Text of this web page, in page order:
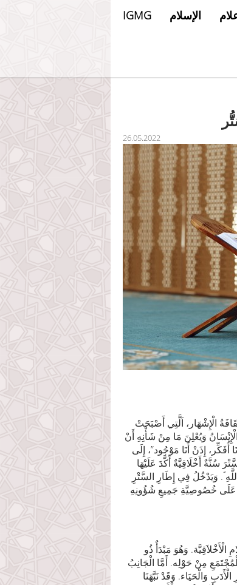
IGMG الإسلام
26.05.2022
‏الْإِشْهَار، اَلَّتِي أَصْبَحَتْ
وَيُعْلِنَ مَا مِنْ شَأْنِهِ أَنْ
إِذَنْ أَنَا مَوْجُود”، إِلَى
سُنَّةٌ ‏أَخْلَاقِيَّةٌ أَكَّدَ عَلَيْهَا
ؐ. وَيَدْخُلُ فِي إِطَارِ السَّتْرِ
عَلَى خُصُوصِيَّةِ جَمِيعِ شُؤُونِهِ
‏وَهُوَ مَبْدَأٌ ذُو
مِنْ حَوْلِه. أَمَّا الْجَانِبُ
وَالْحَيَاء. وَقَدْ نَبَّهَنَا